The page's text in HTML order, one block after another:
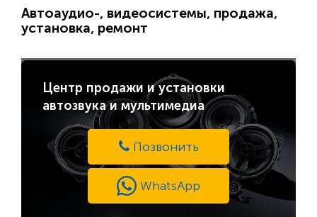
Автоаудио-, видеосистемы, продажа,
установка, ремонт
Центр продажи и установки
автозвука и мультимедиа
Позвонить
WhatsApp